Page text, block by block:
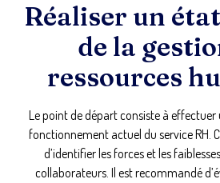
Réaliser un
de la
ressources
Le point de départ consiste à
fonctionnement actuel du service RH.
d’identifier les forces et les
collaborateurs. Il est recommandé